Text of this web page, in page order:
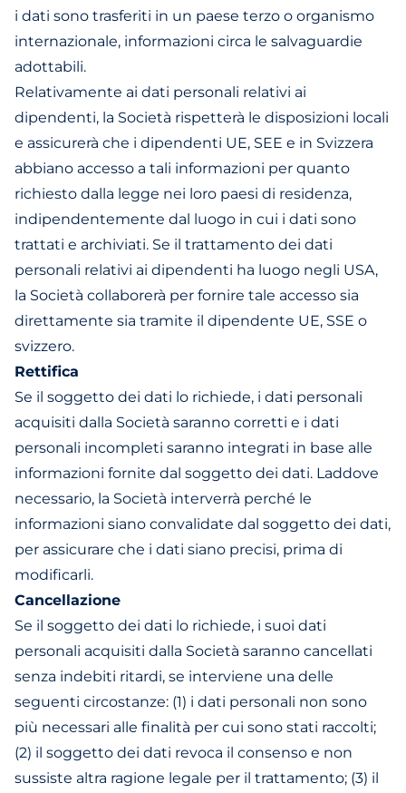
i dati sono trasferiti in un paese terzo o organismo
internazionale, informazioni circa le salvaguardie
adottabili.
Relativamente ai dati personali relativi ai
dipendenti, la Società rispetterà le disposizioni locali
e assicurerà che i dipendenti UE, SEE e in Svizzera
abbiano accesso a tali informazioni per quanto
richiesto dalla legge nei loro paesi di residenza,
indipendentemente dal luogo in cui i dati sono
trattati e archiviati. Se il trattamento dei dati
personali relativi ai dipendenti ha luogo negli USA,
la Società collaborerà per fornire tale accesso sia
direttamente sia tramite il dipendente UE, SSE o
svizzero.
Rettifica
Se il soggetto dei dati lo richiede, i dati personali
acquisiti dalla Società saranno corretti e i dati
personali incompleti saranno integrati in base alle
informazioni fornite dal soggetto dei dati. Laddove
necessario, la Società interverrà perché le
informazioni siano convalidate dal soggetto dei dati,
per assicurare che i dati siano precisi, prima di
modificarli.
Cancellazione
Se il soggetto dei dati lo richiede, i suoi dati
personali acquisiti dalla Società saranno cancellati
senza indebiti ritardi, se interviene una delle
seguenti circostanze: (1) i dati personali non sono
più necessari alle finalità per cui sono stati raccolti;
(2) il soggetto dei dati revoca il consenso e non
sussiste altra ragione legale per il trattamento; (3) il